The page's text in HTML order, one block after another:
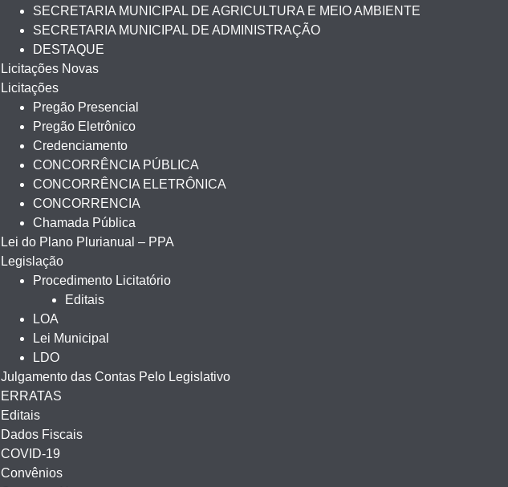
SECRETARIA MUNICIPAL DE AGRICULTURA E MEIO AMBIENTE
SECRETARIA MUNICIPAL DE ADMINISTRAÇÃO
DESTAQUE
Licitações Novas
Licitações
Pregão Presencial
Pregão Eletrônico
Credenciamento
CONCORRÊNCIA PÚBLICA
CONCORRÊNCIA ELETRÔNICA
CONCORRENCIA
Chamada Pública
Lei do Plano Plurianual – PPA
Legislação
Procedimento Licitatório
Editais
LOA
Lei Municipal
LDO
Julgamento das Contas Pelo Legislativo
ERRATAS
Editais
Dados Fiscais
COVID-19
Convênios